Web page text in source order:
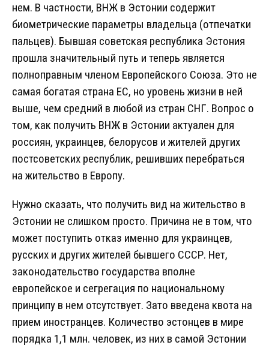
нем. В частности, ВНЖ в Эстонии содержит
биометрические параметры владельца (отпечатки
пальцев). Бывшая советская республика Эстония
прошла значительный путь и теперь является
полноправным членом Европейского Союза. Это не
самая богатая страна ЕС, но уровень жизни в ней
выше, чем средний в любой из стран СНГ. Вопрос о
том, как получить ВНЖ в Эстонии актуален для
россиян, украинцев, белорусов и жителей других
постсоветских республик, решивших перебраться
на жительство в Европу.
Нужно сказать, что получить вид на жительство в
Эстонии не слишком просто. Причина не в том, что
может поступить отказ именно для украинцев,
русских и других жителей бывшего СССР. Нет,
законодательство государства вполне
европейское и сегрегация по национальному
принципу в нем отсутствует. Зато введена квота на
прием иностранцев. Количество эстонцев в мире
порядка 1,1 млн. человек, из них в самой Эстонии